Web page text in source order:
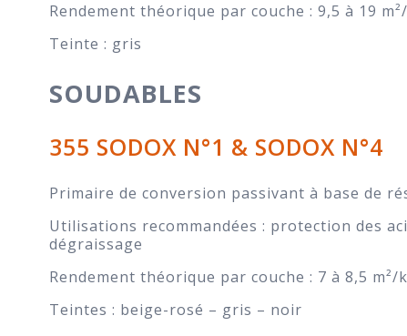
Rendement théorique par couche : 9,5 à 19
Teinte : gris
SOUDABLES
355 SODOX N°1 & SODOX N°4
Primaire de conversion passivant à base de
Utilisations recommandées : protection des
dégraissage
Rendement théorique par couche : 7 à 8,5 m²/
Teintes : beige-rosé – gris – noir